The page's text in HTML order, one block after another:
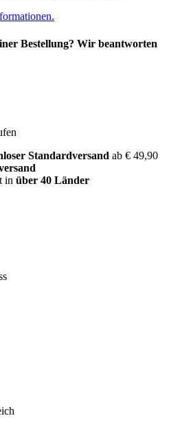
Bestellung? Wir beantworten
Standardversand ab € 49,90
in über 40 Länder